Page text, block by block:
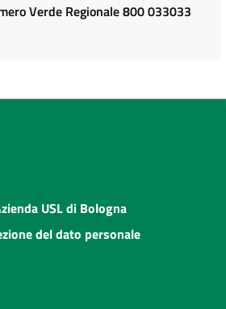
Verde Regionale 800 033033
USL di Bologna
del dato personale